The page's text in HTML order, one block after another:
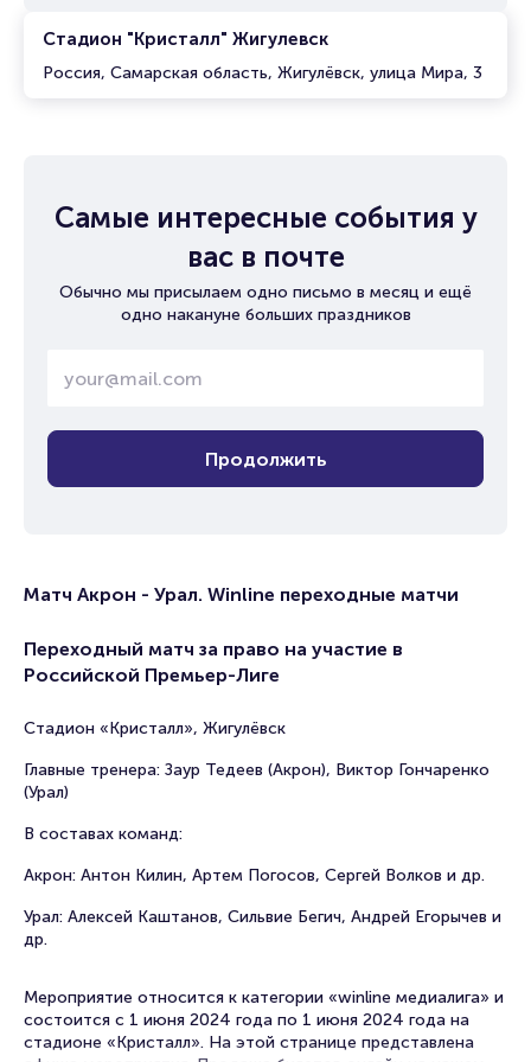
Стадион "Кристалл" Жигулевск
Россия, Самарская область, Жигулёвск, улица Мира, 3
Самые интересные события у
вас в почте
Обычно мы присылаем одно письмо в месяц и ещё
одно накануне больших праздников
Продолжить
Матч Акрон - Урал. Winline переходные матчи
Переходный матч за право на участие в
Российской Премьер-Лиге
Стадион «Кристалл», Жигулёвск
Главные тренера: Заур Тедеев (Акрон), Виктор Гончаренко
(Урал)
В составах команд:
Акрон: Антон Килин, Артем Погосов, Сергей Волков и др.
Урал: Алексей Каштанов, Сильвие Бегич, Андрей Егорычев и
др.
Мероприятие относится к категории «winline медиалига» и
состоится с 1 июня 2024 года по 1 июня 2024 года на
стадионе «Кристалл». На этой странице представлена